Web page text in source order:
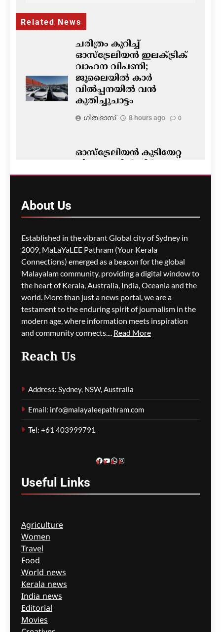
Related News
ചരിത്രം കുറിച്ച്
ഓസ്‌ട്രേലിയൻ ഇലക്ട്രിക്
വാഹന വിപണി;
ജൂലൈയിൽ കാർ
വിൽപ്പനയിൽ വൻ
കുതിച്ചുചാട്ടം
ഗീത ദാസ്‌ 8 hours ago 0
ഓസ്‌ട്രേലിയൻ കുടിയേറ്റ
മാറ്റം- ഡയറക്ഷൻ 119′
ഗീത ദാസ്‌ 8 hours ago 0
പോർട്ട് അഡലെയ്ഡിൽ
സൾഫർ തീപിടിത്തം;
വിഷപുക പടരുന്നു,
അടിയന്തര ഒഴിപ്പിക്കൽ
നിർദേശം
ഗീത ദാസ്‌ 9 hours ago 0
പ്രശ്നങ്ങൾ
മറച്ചുവെക്കപ്പെടുന്നുവെന്ന്
വിദഗ്ദ്ധർ
ഗീത ദാസ്‌
About Us
Established in the vibrant Global city of Sydney in
2009, MaLaYaLEE Pathram (Your Kerala
Connections) emerged as a beacon for the global
Malayalam community, providing a digital window to
the heart of Kerala, Australia, India, Oceania and the
world. More than just a news portal, we are a
testament to the enduring spirit of journalism in the
modern age, where information meets inspiration
and community connects.... Read More
Reach Us
Address: Sydney, NSW, Australia
Email: info@malayaleepathram.com
Tel: +61 403999791
Facebook
YouTube
WhatsApp
Instagram
Useful Links
Agriculture
Women
Travel
Food
World news
Kerala news
India news
Editorial
Movies